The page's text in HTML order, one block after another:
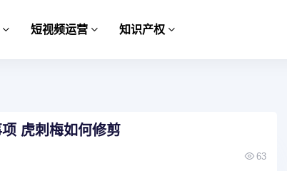
短视频运营 知识产权
虎刺梅如何修剪
63